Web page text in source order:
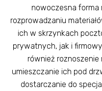
nowoczesna forma
rozprowadzaniu
ich w skrzynkach
prywatnych, jak i
również roznoszenie
umieszczanie ich pod
dostarczanie do